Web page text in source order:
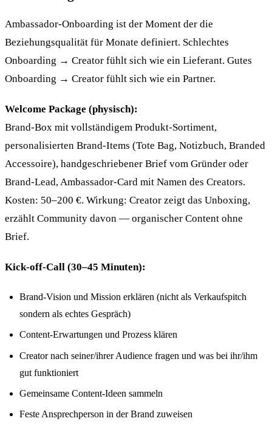
Ambassador-Onboarding ist der Moment der die
Beziehungsqualität für Monate definiert. Schlechtes
Onboarding → Creator fühlt sich wie ein Lieferant. Gutes
Onboarding → Creator fühlt sich wie ein Partner.
Welcome Package (physisch):
Brand-Box mit vollständigem Produkt-Sortiment,
personalisierten Brand-Items (Tote Bag, Notizbuch, Branded
Accessoire), handgeschriebener Brief vom Gründer oder
Brand-Lead, Ambassador-Card mit Namen des Creators.
Kosten: 50–200 €. Wirkung: Creator zeigt das Unboxing,
erzählt Community davon — organischer Content ohne
Brief.
Kick-off-Call (30–45 Minuten):
Brand-Vision und Mission erklären (nicht als Verkaufspitch
sondern als echtes Gespräch)
Content-Erwartungen und Prozess klären
Creator nach seiner/ihrer Audience fragen und was bei ihr/ihm
gut funktioniert
Gemeinsame Content-Ideen sammeln
Feste Ansprechperson in der Brand zuweisen